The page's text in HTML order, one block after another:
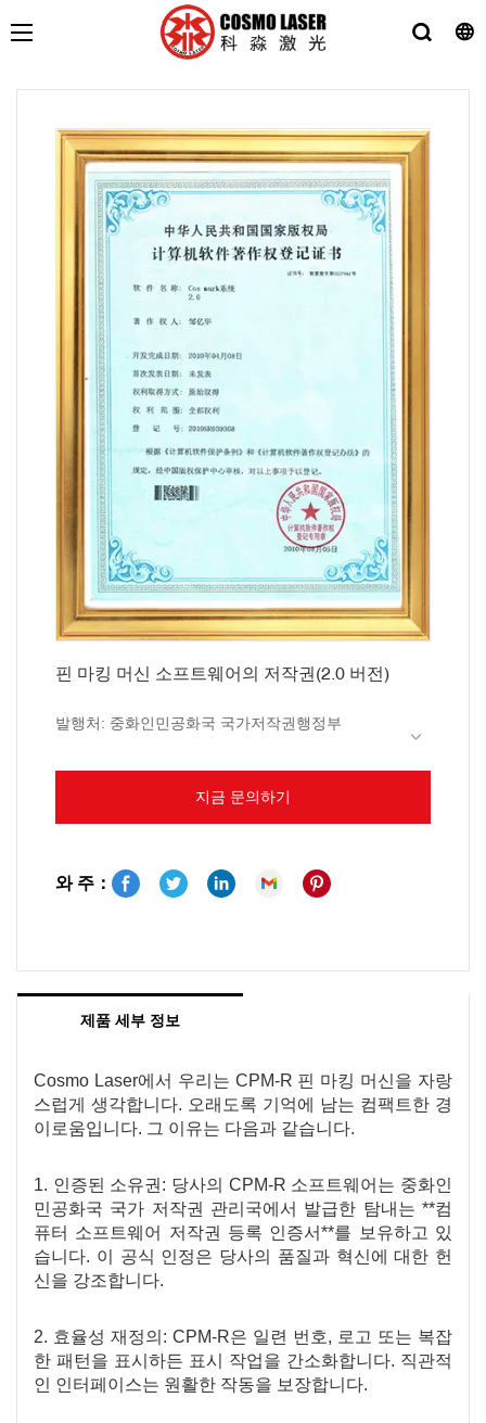
핀 마킹 머신 소프트웨어의 저작권(2.0 버전)
발행처: 중화인민공화국 국가저작권행정부
록 조치"의 규정에 따라 발급한 문서입니다. NCAC
됩니다.
지금 문의하기
와 주：
제품 세부 정보
Cosmo Laser에서 우리는 CPM-R 핀 마킹 머신을 자랑
스럽게 생각합니다. 오래도록 기억에 남는 컴팩트한 경
이로움입니다. 그 이유는 다음과 같습니다.
1. 인증된 소유권: 당사의 CPM-R 소프트웨어는 중화인
민공화국 국가 저작권 관리국에서 발급한 탐내는 **컴
퓨터 소프트웨어 저작권 등록 인증서**를 보유하고 있
습니다. 이 공식 인정은 당사의 품질과 혁신에 대한 헌
신을 강조합니다.
2. 효율성 재정의: CPM-R은 일련 번호, 로고 또는 복잡
한 패턴을 표시하든 표시 작업을 간소화합니다. 직관적
인 인터페이스는 원활한 작동을 보장합니다.